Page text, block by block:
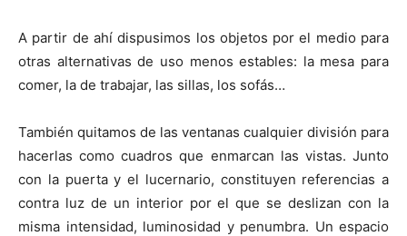
A partir de ahí dispusimos los objetos por el medio para
otras alternativas de uso menos estables: la mesa para
comer, la de trabajar, las sillas, los sofás…
También quitamos de las ventanas cualquier división para
hacerlas como cuadros que enmarcan las vistas. Junto
con la puerta y el lucernario, constituyen referencias a
contra luz de un interior por el que se deslizan con la
misma intensidad, luminosidad y penumbra. Un espacio